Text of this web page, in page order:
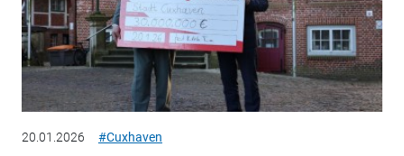
20.01.2026 #Cuxhaven